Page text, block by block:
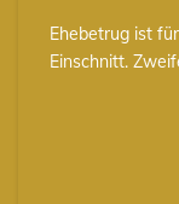
Ehebetrug ist
Einschnitt.